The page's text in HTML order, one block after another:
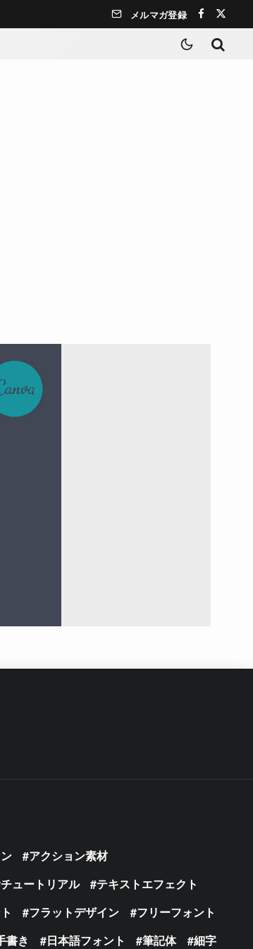
メルマガ登録
アクション素材
チュートリアル
テキストエフェクト
フラットデザイン
フリーフォント
書き 日本語フォント 筆記体 細字